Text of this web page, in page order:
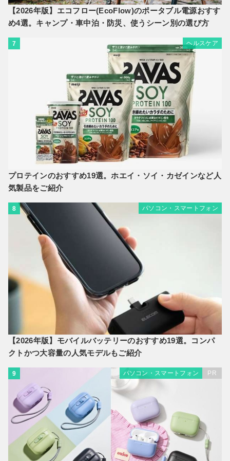
【2026年版】エコフロー(EcoFlow)のポータブル電源おすす
め4選。キャンプ・車中泊・防災、使うシーン別の選び方
7 ヘルスケア
プロテインのおすすめ19選。ホエイ・ソイ・カゼインなど人
気製品をご紹介
8 パソコン・スマートフォン
【2026年版】モバイルバッテリーのおすすめ19選。コンパ
クトかつ大容量の人気モデルもご紹介
9 パソコン・スマートフォン PR